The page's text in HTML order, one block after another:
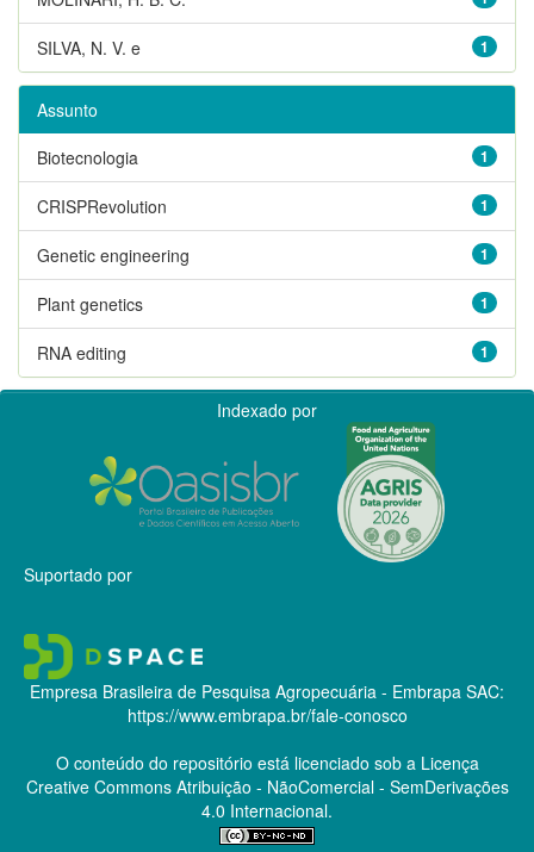
1
SILVA, N. V. e
Assunto
1
Biotecnologia
1
CRISPRevolution
1
Genetic engineering
1
Plant genetics
1
RNA editing
Indexado por
Suportado por
Empresa Brasileira de Pesquisa Agropecuária - Embrapa SAC:
https://www.embrapa.br/fale-conosco
O conteúdo do repositório está licenciado sob a Licença
Creative CommonsAtribuição - NãoComercial - SemDerivações
4.0 Internacional.